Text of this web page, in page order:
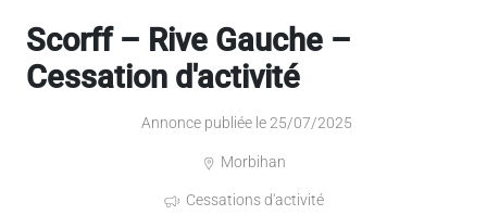
Scorff – Rive Gauche –
Cessation d'activité
Annonce publiée le 25/07/2025
Morbihan
Cessations d'activité